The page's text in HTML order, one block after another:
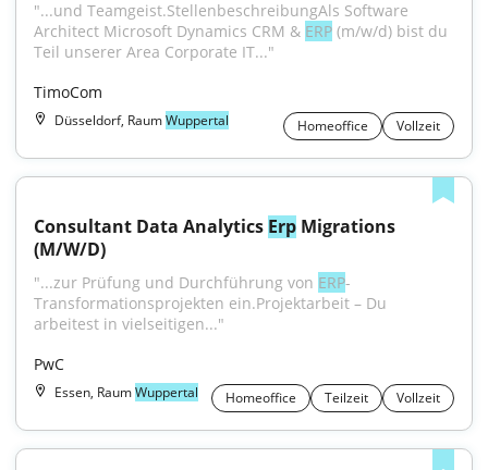
"...und Teamgeist.StellenbeschreibungAls Software
Architect Microsoft Dynamics CRM & ERP (m/w/d) bist du
Teil unserer Area Corporate IT..."
TimoCom
Düsseldorf, RaumWuppertal Homeoffice Vollzeit
Consultant Data Analytics Erp Migrations
(M/W/D)
"...zur Prüfung und Durchführung von ERP-
Transformationsprojekten ein.Projektarbeit – Du
arbeitest in vielseitigen..."
PwC
Essen, RaumWuppertal Homeoffice Teilzeit Vollzeit